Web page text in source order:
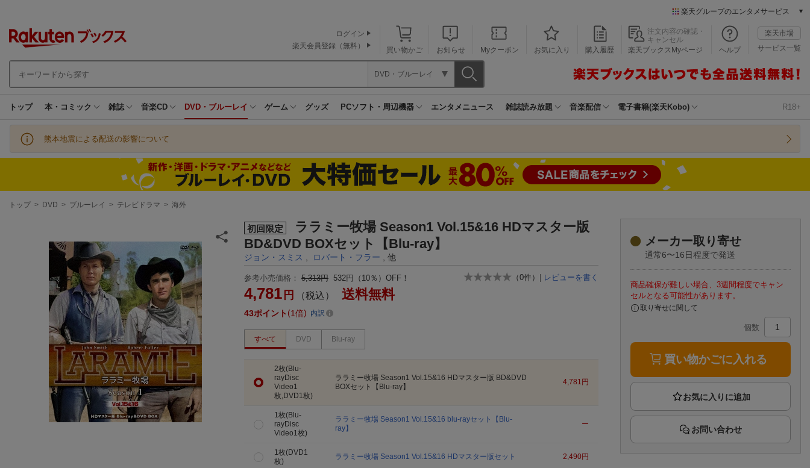
楽天グループのエンタメサービス
本/ゲーム/CD/DVD
楽天ブックス
楽天Kobo
楽天チケット
エンタメニュース
推し楽
買い物かご お知らせ Myクーポン お気に入り 購入履歴
注文内容の確認・
キャンセル
楽天ブックスMyページ
ヘルプ
楽天市場
サービス一覧
ログイン
楽天会員登録（無料）
DVD・ブルーレイ
トップ 本・コミック 雑誌 音楽CD DVD・ブルーレイ ゲーム グッズ PCソフト・周辺機器 エンタメニュース 雑誌読み放題 音楽配信 電子書籍(楽天Kobo) R18+
熊本地震による配送の影響について
現トップ > DVD > ブルーレイ > テレビドラマ > 海外
初回限定
ララミー牧場 Season1 Vol.15&16 HDマスター版
BD&DVD BOXセット【Blu-ray】
ジョン・スミス ロバート・フラー , 他
（0件） レビューを書く
参考小売価格： 5,313円 532円（10％）OFF！
4,781 円 （税込） 送料無料
43ポイント 1倍 内訳
すべて DVD Blu-ray
2枚(Blu-
rayDisc
Video1
枚,DVD1枚)
ララミー牧場 Season1 Vol.15&16 HDマスター版 BD&DVD
BOXセット【Blu-ray】
4,781 円
1枚(Blu-
rayDisc
Video1枚)
ララミー牧場 Season1 Vol.15&16 blu-rayセット【Blu-
ray】
ー
1枚(DVD1
枚)
ララミー牧場 Season1 Vol.15&16 HDマスター版セット 2,490円
メーカー取り寄せ
通常6〜16日程度で発送
商品確保が難しい場合、3週間程度でキャン
セルとなる可能性があります。
取り寄せに関して
個数
買い物かごに入れる
お問い合わせ